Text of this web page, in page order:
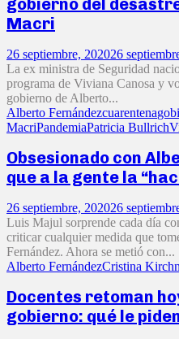
gobierno del
Macri
26 septiembre, 202026
La ex ministra de Seguridad
programa de Viviana Canosa y
gobierno de Alberto...
Alberto Fernándezcuarentena
MacriPandemiaPatricia Bullrich
Obsesionado con
que a la gente la
26 septiembre, 202026
Luis Majul sorprende cada día
criticar cualquier medida que
Fernández. Ahora se metió con...
Alberto FernándezCristina
Docentes retoman
gobierno: qué le